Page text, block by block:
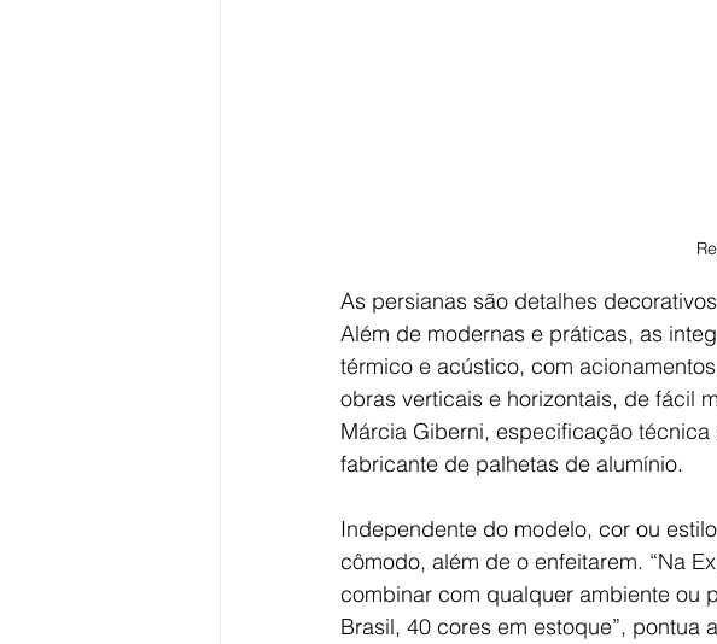
As persianas são detalhes
Além de modernas e práticas, as
térmico e acústico, com
obras verticais e horizontais, de fácil
Márcia Giberni, especificação
fabricante de palhetas de alumínio.
Independente do modelo, cor ou
cômodo, além de o enfeitarem. “Na
combinar com qualquer ambiente ou
Brasil, 40 cores em estoque”, pontua